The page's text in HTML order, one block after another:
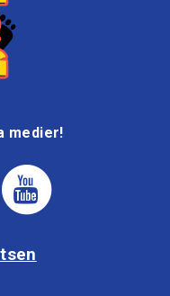
medier!